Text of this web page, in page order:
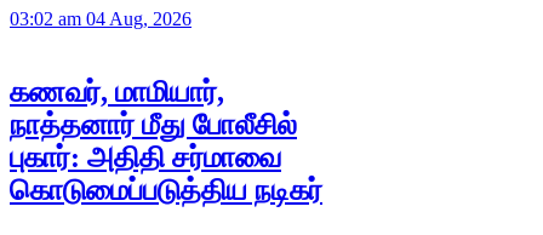
03:02 am 04 Aug, 2026
கணவர், மாமியார்,
நாத்தனார் மீது போலீசில்
புகார்: அதிதி சர்மாவை
கொடுமைப்படுத்திய நடிகர்